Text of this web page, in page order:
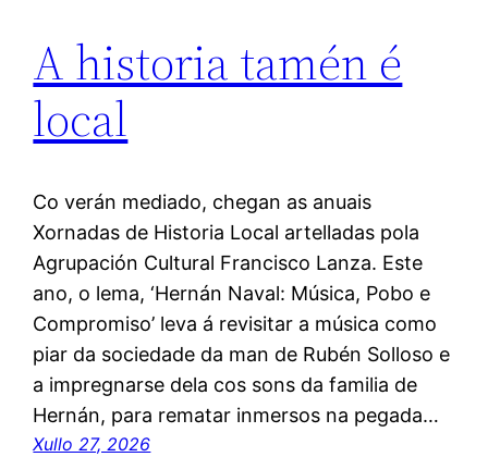
A historia tamén é
local
Co verán mediado, chegan as anuais
Xornadas de Historia Local artelladas pola
Agrupación Cultural Francisco Lanza. Este
ano, o lema, ‘Hernán Naval: Música, Pobo e
Compromiso’ leva á revisitar a música como
piar da sociedade da man de Rubén Solloso e
a impregnarse dela cos sons da familia de
Hernán, para rematar inmersos na pegada…
Xullo 27, 2026